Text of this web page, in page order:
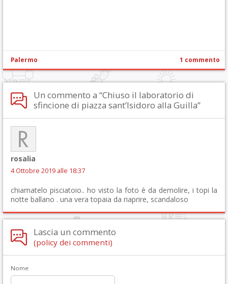
Palermo 1 commento
Un commento a “Chiuso il laboratorio di
sfincione di piazza sant’Isidoro alla Guilla”
rosalia
4 Ottobre 2019 alle 18:37
chiamatelo pisciatoio.. ho visto la foto è da demolire, i topi la
notte ballano . una vera topaia da riaprire, scandaloso
Lascia un commento
(policy dei commenti)
Nome